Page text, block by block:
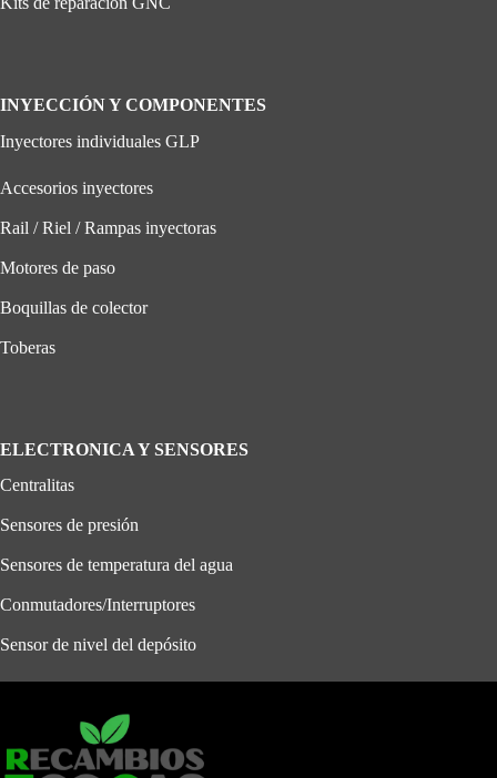
INYECCIÓN Y COMPONENTES
Inyectores individuales GLP
Accesorios inyectores
Rail / Riel / Rampas inyectoras
Motores de paso
Boquillas de colector
Toberas
ELECTRONICA Y SENSORES
Centralitas
Sensores de presión
Sensores de temperatura del agua
Conmutadores/Interruptores
Sensor de nivel del depósito